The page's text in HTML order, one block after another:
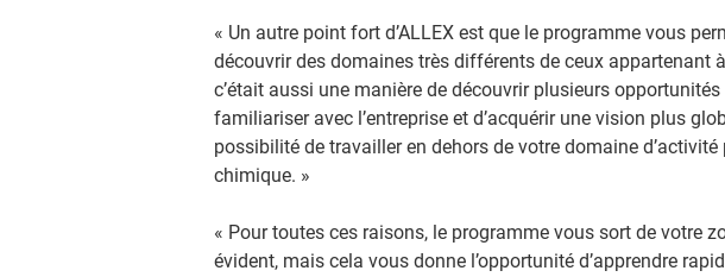
« Un autre point fort d’ALLEX est que le programme vous
découvrir des domaines très différents de ceux appartenant
c’était aussi une manière de découvrir plusieurs opportunités
familiariser avec l’entreprise et d’acquérir une vision plus
possibilité de travailler en dehors de votre domaine
chimique. »
« Pour toutes ces raisons, le programme vous sort de votre
évident, mais cela vous donne l’opportunité d’apprendre